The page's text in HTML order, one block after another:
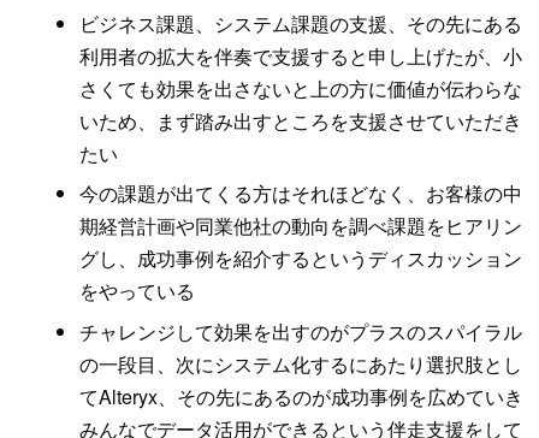
ビジネス課題、システム課題の支援、その先にある
利用者の拡大を伴奏で支援すると申し上げたが、小
さくても効果を出さないと上の方に価値が伝わらな
いため、まず踏み出すところを支援させていただき
たい
今の課題が出てくる方はそれほどなく、お客様の中
期経営計画や同業他社の動向を調べ課題をヒアリン
グし、成功事例を紹介するというディスカッション
をやっている
チャレンジして効果を出すのがプラスのスパイラル
の一段目、次にシステム化するにあたり選択肢とし
てAlteryx、その先にあるのが成功事例を広めていき
みんなでデータ活用ができるという伴走支援をして